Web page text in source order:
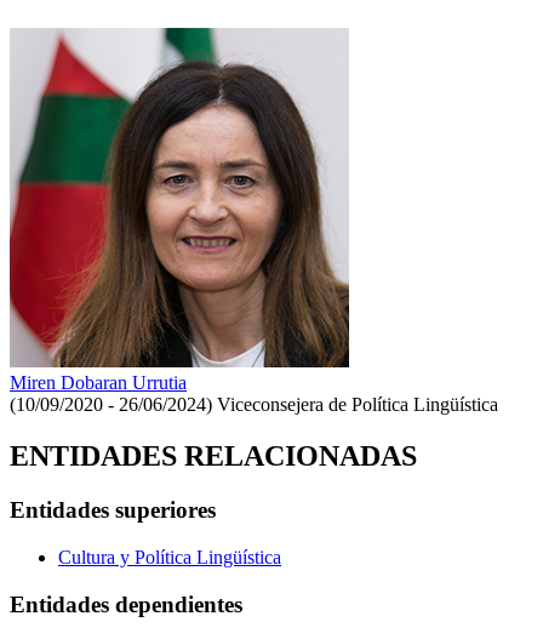
Miren Dobaran Urrutia
(10/09/2020 - 26/06/2024) Viceconsejera de Política Lingüística
ENTIDADES RELACIONADAS
Entidades superiores
Cultura y Política Lingüística
Entidades dependientes